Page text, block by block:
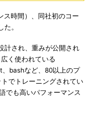
時間）、同社初のコー
。
され、重みが公開され
く使われている
bashなど、80以上のプ
でトレーニングされてい
でも高いパフォーマンス